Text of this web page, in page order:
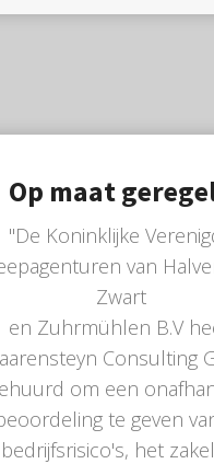
Op maat
"De Koninklijke
van
Zwart
en Zuhrmühlen B.V
Consulting
om een
te geven
bedrijfsrisico's, het